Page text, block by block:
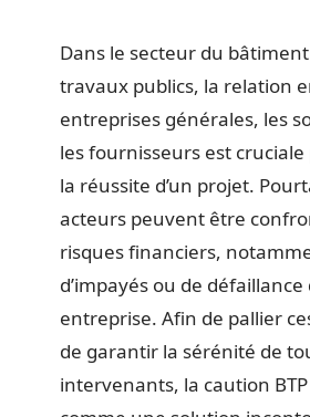
Dans le secteur du
travaux publics, la relation
entreprises générales, les
les fournisseurs est
la réussite d’un projet.
acteurs peuvent être
risques financiers,
d’impayés ou de défaillance
entreprise. Afin de pallier
de garantir la sérénité de
intervenants, la caution